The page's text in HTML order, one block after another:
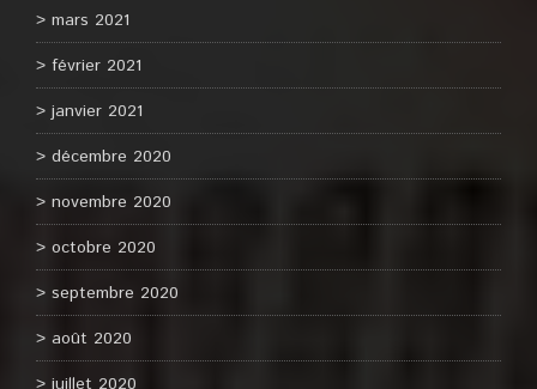
mars 2021
février 2021
janvier 2021
décembre 2020
novembre 2020
octobre 2020
septembre 2020
août 2020
juillet 2020